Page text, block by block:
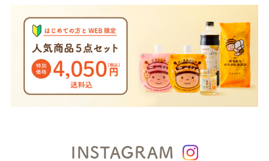
INSTAGRAM